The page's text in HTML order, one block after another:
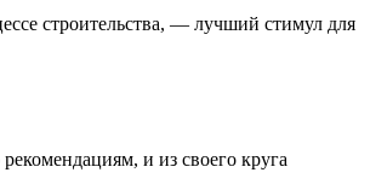
строительства, — лучший стимул для
и из своего круга